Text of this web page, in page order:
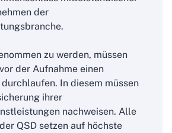
der
zu werden, müssen
der Aufnahme einen
In diesem müssen
ihrer
nachweisen. Alle
QSD setzen auf höchste